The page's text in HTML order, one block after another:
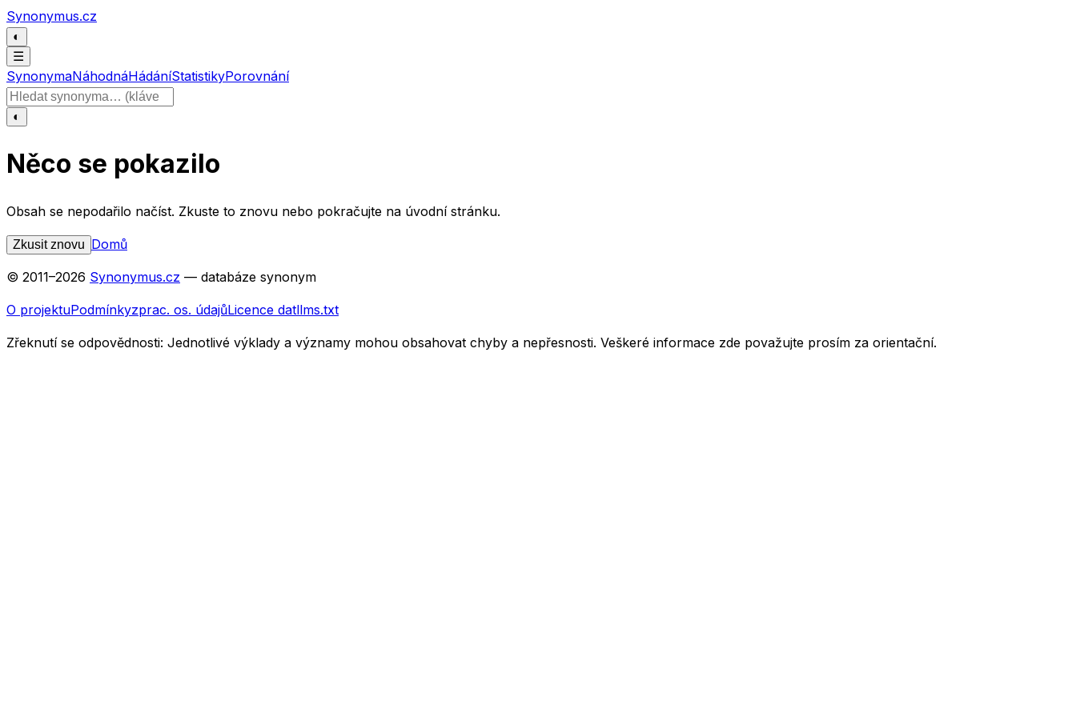
Přeskočit na obsah
Synonymus.cz
◐
☰
SynonymaNáhodnáHádáníStatistikyPorovnání
Hledat slovo
◐
Něco se pokazilo
Obsah se nepodařilo načíst. Zkuste to znovu nebo pokračujte na úvodní stránku.
Zkusit znovu Domů
© 2011–2026 Synonymus.cz — databáze synonym
O projektuPodmínkyzprac. os. údajůLicence datllms.txt
Zřeknutí se odpovědnosti: Jednotlivé výklady a významy mohou obsahovat chyby a nepřesnosti. Veškeré informace zde považujte prosím za orientační.